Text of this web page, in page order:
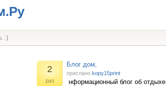
:)
2
раз
Блог дом,
прислано kopy15print
нформационный блог об отдыхе